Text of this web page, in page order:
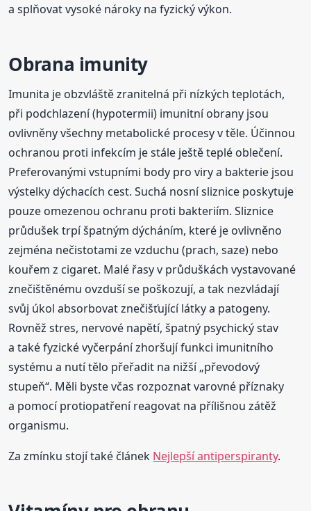
a splňovat vysoké nároky na fyzický výkon.
Obrana imunity
Imunita je obzvláště zranitelná při nízkých teplotách,
při podchlazení (hypotermii) imunitní obrany jsou
ovlivněny všechny metabolické procesy v těle. Účinnou
ochranou proti infekcím je stále ještě teplé oblečení.
Preferovanými vstupními body pro viry a bakterie jsou
výstelky dýchacích cest. Suchá nosní sliznice poskytuje
pouze omezenou ochranu proti bakteriím. Sliznice
průdušek trpí špatným dýcháním, které je ovlivněno
zejména nečistotami ze vzduchu (prach, saze) nebo
kouřem z cigaret. Malé řasy v průduškách vystavované
znečištěnému ovzduší se poškozují, a tak nezvládají
svůj úkol absorbovat znečišťující látky a patogeny.
Rovněž stres, nervové napětí, špatný psychický stav
a také fyzické vyčerpání zhoršují funkci imunitního
systému a nutí tělo přeřadit na nižší „převodový
stupeň“. Měli byste včas rozpoznat varovné příznaky
a pomocí protiopatření reagovat na přílišnou zátěž
organismu.
Za zmínku stojí také článek Nejlepší antiperspiranty.